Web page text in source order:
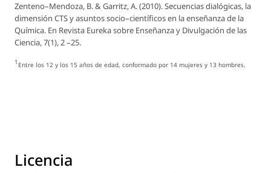
Zenteno–Mendoza, B. & Garritz, A. (2010). Secuencias dialógicas, la
dimensión CTS y asuntos socio–científicos en la enseñanza de la
Química. En Revista Eureka sobre Enseñanza y Divulgación de las
Ciencia, 7(1), 2 –25.
1 Entre los 12 y los 15 años de edad, conformado por 14 mujeres y 13 hombres.
Licencia